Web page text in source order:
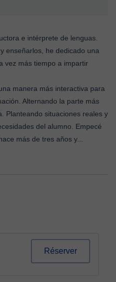
e intérprete de lenguas.
enseñarlos, he dedicado una
vez más tiempo a impartir
manera más interactiva para
Alternando la parte más
Planteando situaciones reales y
del alumno. Empecé
más de tres años y...
Réserver